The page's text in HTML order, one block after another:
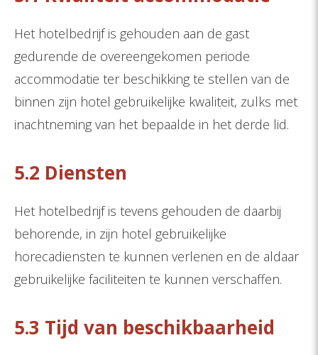
Het hotelbedrijf is gehouden aan de gast
gedurende de overeengekomen periode
accommodatie ter beschikking te stellen van de
binnen zijn hotel gebruikelijke kwaliteit, zulks met
inachtneming van het bepaalde in het derde lid.
5.2 Diensten
Het hotelbedrijf is tevens gehouden de daarbij
behorende, in zijn hotel gebruikelijke
horecadiensten te kunnen verlenen en de aldaar
gebruikelijke faciliteiten te kunnen verschaffen.
5.3 Tijd van beschikbaarheid